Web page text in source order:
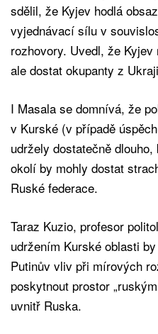
sdělil, že Kyjev hodlá
vyjednávací sílu v
rozhovory. Uvedl, že
ale dostat okupanty z
I Masala se domnívá, že
v Kurské (v případě
udržely dostatečně
okolí by mohly dostat
Ruské federace.
Taraz Kuzio, profesor
udržením Kurské oblasti
Putinův vliv při mírových
poskytnout prostor
uvnitř Ruska.